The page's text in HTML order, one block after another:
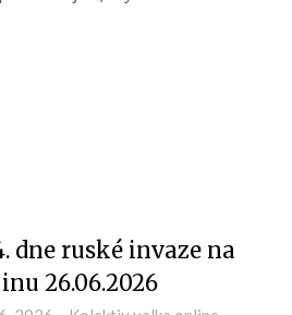
dne ruské invaze na
26.06.2026